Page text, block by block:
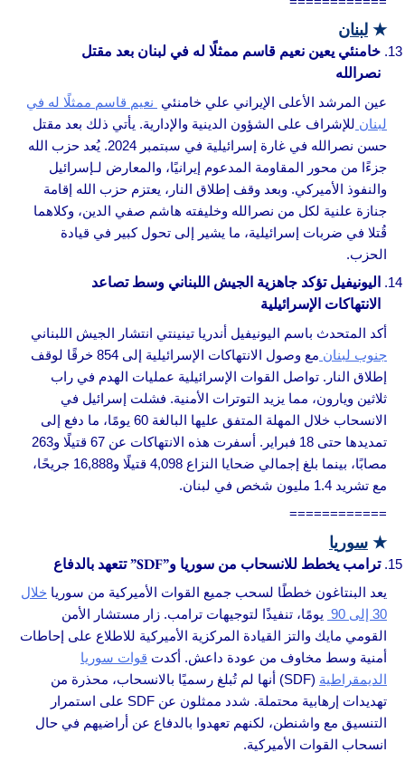
★ لبنان
خامنئي يعين نعيم قاسم ممثلًا له في لبنان بعد مقتل
نصرالله
عين المرشد الأعلى الإيراني علي خامنئي نعيم قاسم ممثلًا له في
لبنان للإشراف على الشؤون الدينية والإدارية. يأتي ذلك بعد مقتل
حسن نصرالله في غارة إسرائيلية في سبتمبر 2024. يُعد حزب الله
جزءًا من محور المقاومة المدعوم إيرانيًا، والمعارض لـإسرائيل
والنفوذ الأميركي. وبعد وقف إطلاق النار، يعتزم حزب الله إقامة
جنازة علنية لكل من نصرالله وخليفته هاشم صفي الدين، وكلاهما
قُتلا في ضربات إسرائيلية، ما يشير إلى تحول كبير في قيادة
الحزب.
اليونيفيل تؤكد جاهزية الجيش اللبناني وسط تصاعد
الانتهاكات الإسرائيلية
أكد المتحدث باسم اليونيفيل أندريا تينينتي انتشار الجيش اللبناني
جنوب لبنان
مع وصول الانتهاكات الإسرائيلية إلى 854 خرقًا لوقف
إطلاق النار. تواصل القوات الإسرائيلية عمليات الهدم في راب
ثلاثين ويارون، مما يزيد التوترات الأمنية. فشلت إسرائيل في
الانسحاب خلال المهلة المتفق عليها البالغة 60 يومًا، ما دفع إلى
تمديدها حتى 18 فبراير. أسفرت هذه الانتهاكات عن 67 قتيلًا و263
مصابًا، بينما بلغ إجمالي ضحايا النزاع 4,098 قتيلًا و16,888 جريحًا،
مع تشريد 1.4 مليون شخص في لبنان.
============
★ سوريا
ترامب يخطط للانسحاب من سوريا و”SDF” تتعهد بالدفاع
يعد البنتاغون خططًا لسحب جميع القوات الأميركية من سوريا خلال
30 إلى 90
يومًا، تنفيذًا لتوجيهات ترامب. زار مستشار الأمن
القومي مايك والتز القيادة المركزية الأميركية للاطلاع على إحاطات
أمنية وسط مخاوف من عودة داعش. أكدت قوات سوريا
الديمقراطية
(SDF) أنها لم تُبلغ رسميًا بالانسحاب، محذرة من
تهديدات إرهابية محتملة. شدد ممثلون عن SDF على استمرار
التنسيق مع واشنطن، لكنهم تعهدوا بالدفاع عن أراضيهم في حال
انسحاب القوات الأميركية.